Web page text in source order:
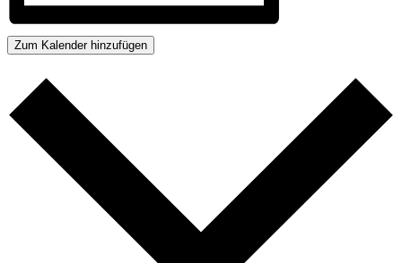
Zum Kalender hinzufügen